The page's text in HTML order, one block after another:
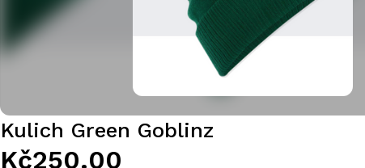
Kulich Green Goblinz
Kč250.00